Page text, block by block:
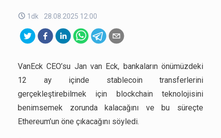
1dk 28.08.2025 12:00
VanEck CEO’su Jan van Eck, bankaların önümüzdeki
12 ay içinde stablecoin transferlerini
gerçekleştirebilmek için blockchain teknolojisini
benimsemek zorunda kalacağını ve bu süreçte
Ethereum’un öne çıkacağını söyledi.